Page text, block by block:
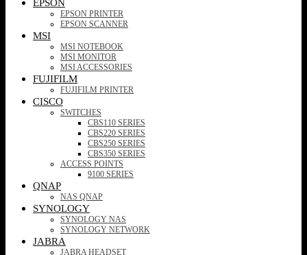
EPSON
EPSON PRINTER
EPSON SCANNER
MSI
MSI NOTEBOOK
MSI MONITOR
MSI ACCESSORIES
FUJIFILM
FUJIFILM PRINTER
CISCO
SWITCHES
CBS110 SERIES
CBS220 SERIES
CBS250 SERIES
CBS350 SERIES
ACCESS POINTS
9100 SERIES
QNAP
NAS QNAP
SYNOLOGY
SYNOLOGY NAS
SYNOLOGY NETWORK
JABRA
JABRA HEADSET